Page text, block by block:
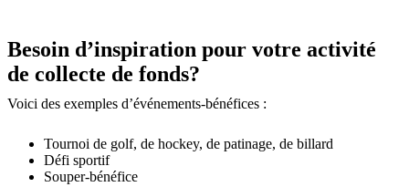
Besoin d’inspiration pour votre activité
de collecte de fonds?
Voici des exemples d’événements-bénéfices :
Tournoi de golf, de hockey, de patinage, de billard
Défi sportif
Souper-bénéfice